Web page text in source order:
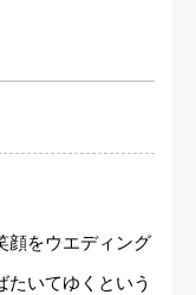
顔をウエディング
たいてゆくという